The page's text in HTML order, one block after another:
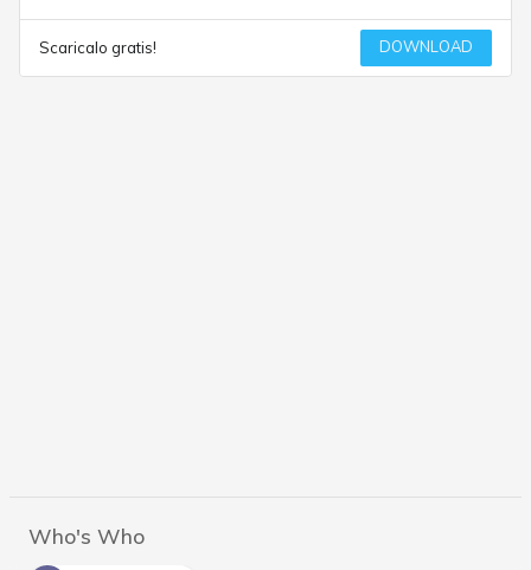
Scaricalo gratis! DOWNLOAD
Who's Who